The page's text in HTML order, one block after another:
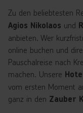
Zu den beliebtesten
Agios Nikolaos und
anbieten. Wer
online buchen und
Pauschalreise nach
machen. Unsere
vom ersten Moment
ganz in den Zauber